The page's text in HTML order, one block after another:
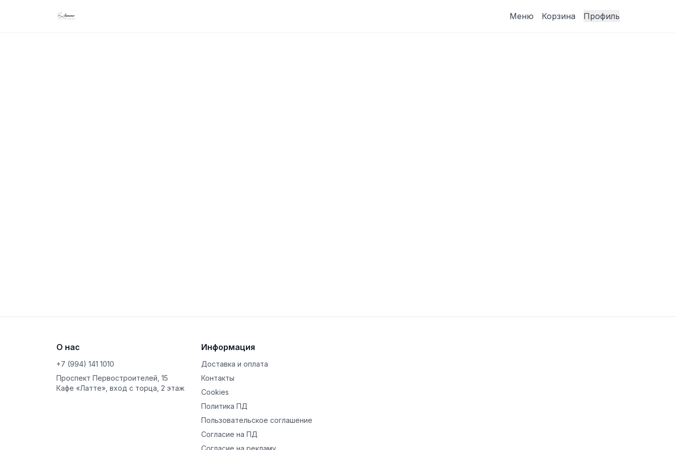
Меню Корзина Профиль
О нас
+7 (994) 141 1010
Проспект Первостроителей, 15
Кафе «Латте», вход с торца, 2 этаж
Информация
Доставка и оплата
Контакты
Cookies
Политика ПД
Пользовательское соглашение
Согласие на ПД
Согласие на рекламу